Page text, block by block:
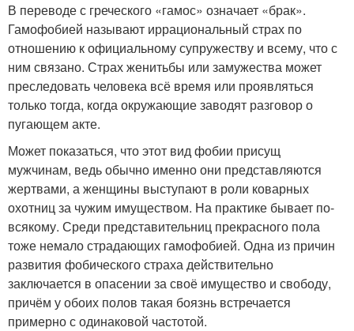
В переводе с греческого «гамос» означает «брак».
Гамофобией называют иррациональный страх по
отношению к официальному супружеству и всему, что с
ним связано. Страх женитьбы или замужества может
преследовать человека всё время или проявляться
только тогда, когда окружающие заводят разговор о
пугающем акте.
Может показаться, что этот вид фобии присущ
мужчинам, ведь обычно именно они представляются
жертвами, а женщины выступают в роли коварных
охотниц за чужим имуществом. На практике бывает по-
всякому. Среди представительниц прекрасного пола
тоже немало страдающих гамофобией. Одна из причин
развития фобического страха действительно
заключается в опасении за своё имущество и свободу,
причём у обоих полов такая боязнь встречается
примерно с одинаковой частотой.